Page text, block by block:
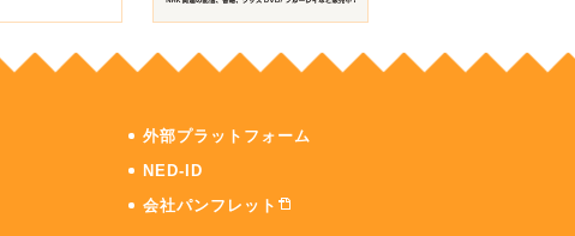
外部プラットフォーム
NED-ID
会社パンフレット